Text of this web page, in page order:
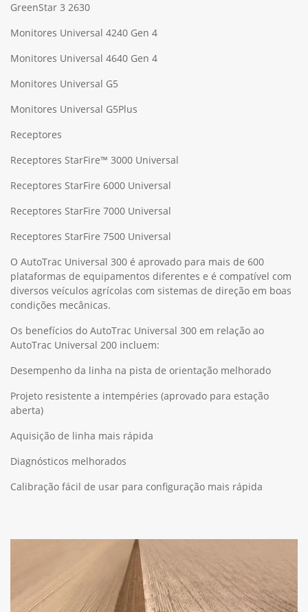
GreenStar 3 2630
Monitores Universal 4240 Gen 4
Monitores Universal 4640 Gen 4
Monitores Universal G5
Monitores Universal G5Plus
Receptores
Receptores StarFire™ 3000 Universal
Receptores StarFire 6000 Universal
Receptores StarFire 7000 Universal
Receptores StarFire 7500 Universal
O AutoTrac Universal 300 é aprovado para mais de 600
plataformas de equipamentos diferentes e é compatível com
diversos veículos agrícolas com sistemas de direção em boas
condições mecânicas.
Os benefícios do AutoTrac Universal 300 em relação ao
AutoTrac Universal 200 incluem:
Desempenho da linha na pista de orientação melhorado
Projeto resistente a intempéries (aprovado para estação
aberta)
Aquisição de linha mais rápida
Diagnósticos melhorados
Calibração fácil de usar para configuração mais rápida